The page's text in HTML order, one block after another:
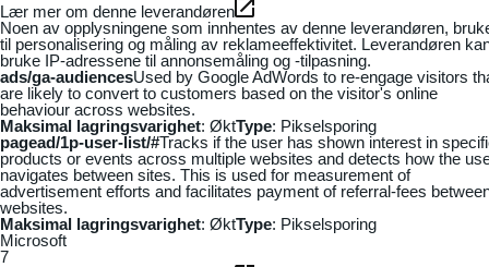
Lær mer om denne leverandøren
Noen av opplysningene som innhentes av denne leverandøren,
til personalisering og måling av reklameeffektivitet. Leverandøren
bruke IP-adressene til annonsemåling og -tilpasning.
ads/ga-audiencesUsed by Google AdWords to re-engage visitors
are likely to convert to customers based on the visitor's online
behaviour across websites.
Maksimal lagringsvarighet: ØktType: Pikselsporing
pagead/1p-user-list/#Tracks if the user has shown interest in
products or events across multiple websites and detects how the
navigates between sites. This is used for measurement of
advertisement efforts and facilitates payment of referral-fees
websites.
Maksimal lagringsvarighet: ØktType: Pikselsporing
Microsoft
7